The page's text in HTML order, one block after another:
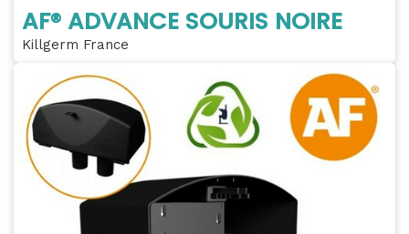
AF® ADVANCE SOURIS NOIRE
Killgerm France